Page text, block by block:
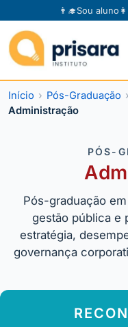
👨‍🎓Sou aluno
Início Pós-Graduação
Administração
PÓS-
Pós-graduação
gestão pública e
estratégia,
governança